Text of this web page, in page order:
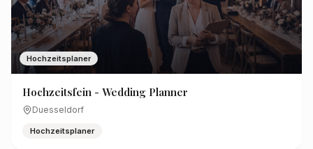
Hochzeitsplaner
Hochzeitsfein - Wedding Planner
Duesseldorf
Hochzeitsplaner